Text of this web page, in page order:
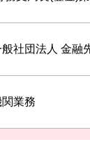
社団法人 金融
業務